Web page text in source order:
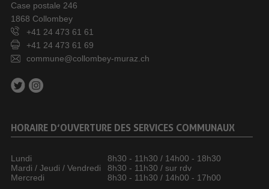
Case postale 246
1868 Collombey
+41 24 473 61 61
+41 24 473 61 69
commune@collombey-muraz.ch
HORAIRE D’OUVERTURE DES SERVICES COMMUNAUX
Lundi
8h30 - 11h30 / 14h00 - 18h30
Mardi / Jeudi / Vendredi
8h30 - 11h30 / sur rdv
Mercredi
8h30 - 11h30 / 14h00 - 17h00